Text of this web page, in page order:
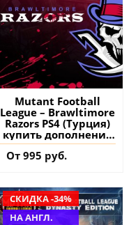
Mutant Football
League – Brawltimore
Razors PS4 (Турция)
купить дополнение
на аккаунт
От 995 руб.
СКИДКА -34%
НА АНГЛ.